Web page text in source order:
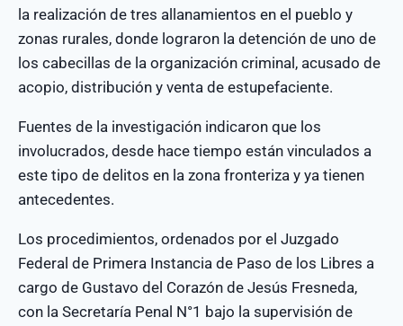
la realización de tres allanamientos en el pueblo y
zonas rurales, donde lograron la detención de uno de
los cabecillas de la organización criminal, acusado de
acopio, distribución y venta de estupefaciente.
Fuentes de la investigación indicaron que los
involucrados, desde hace tiempo están vinculados a
este tipo de delitos en la zona fronteriza y ya tienen
antecedentes.
Los procedimientos, ordenados por el Juzgado
Federal de Primera Instancia de Paso de los Libres a
cargo de Gustavo del Corazón de Jesús Fresneda,
con la Secretaría Penal N°1 bajo la supervisión de